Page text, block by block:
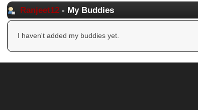
Ranjeet12 - My Buddies
I haven't added my buddies yet.